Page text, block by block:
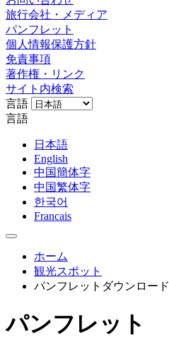
旅行会社・メディア
パンフレット
個人情報保護方針
免責事項
著作権・リンク
サイト内検索
言語
言語
日本語
English
中国簡体字
中国繁体字
한국어
Francais
ホーム
観光スポット
パンフレットダウンロード
パンフレット